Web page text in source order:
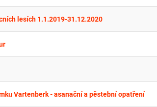
lesích 1.1.2019-31.12.2020
Vartenberk - asanační a pěstební opatření